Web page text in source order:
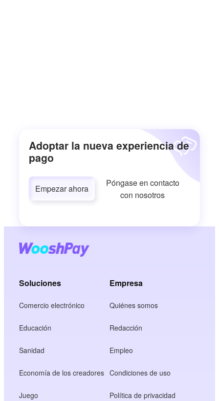
Adoptar la nueva experiencia de
pago
Empezar ahora
Póngase en contacto
con nosotros
Soluciones
Comercio electrónico
Educación
Sanidad
Economía de los creadores
Juego
Empresa
Quiénes somos
Redacción
Empleo
Condiciones de uso
Política de privacidad